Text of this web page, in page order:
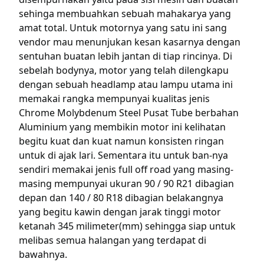
sehinga membuahkan sebuah mahakarya yang
amat total. Untuk motornya yang satu ini sang
vendor mau menunjukan kesan kasarnya dengan
sentuhan buatan lebih jantan di tiap rincinya. Di
sebelah bodynya, motor yang telah dilengkapu
dengan sebuah headlamp atau lampu utama ini
memakai rangka mempunyai kualitas jenis
Chrome Molybdenum Steel Pusat Tube berbahan
Aluminium yang membikin motor ini kelihatan
begitu kuat dan kuat namun konsisten ringan
untuk di ajak lari. Sementara itu untuk ban-nya
sendiri memakai jenis full off road yang masing-
masing mempunyai ukuran 90 / 90 R21 dibagian
depan dan 140 / 80 R18 dibagian belakangnya
yang begitu kawin dengan jarak tinggi motor
ketanah 345 milimeter(mm) sehingga siap untuk
melibas semua halangan yang terdapat di
bawahnya.